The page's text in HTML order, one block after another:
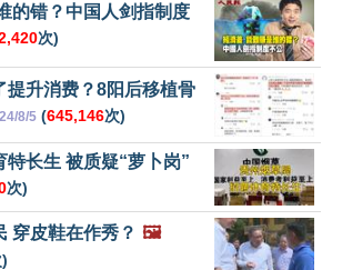
的错？中国人剑指制度
次)
提升消费？8阳后移植骨
8/5 (645,146次)
特长生 被质疑“萝卜岗”
次)
穿皮鞋在作秀？ 🖼️